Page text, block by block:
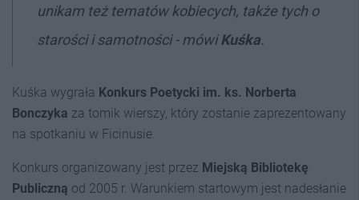
unikam też tematów kobiecych, także tych o
starości i samotności - mówiKuśka.
Kuśka wygrała Konkurs Poetycki im. ks. Norberta
Bonczyka za tomik wierszy, który zostanie zaprezentowany
na spotkaniu w Ficinusie.
Konkurs organizowany jest przez Miejską Bibliotekę
Publiczną od 2005 r. Warunkiem startowym jest nadesłanie